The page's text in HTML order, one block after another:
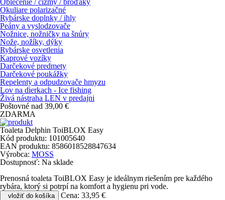
Oblečenie / čižmy / broďáky
Okuliare polarizačné
Rybárske doplnky / ihly
Peány a vyslodzovače
Nožnice, nožničky na šnúry
Nože, nožíky, dýky
Rybárske osvetlenia
Kaprové vozíky
Darčekové predmety
Darčekové poukážky
Repelenty a odpudzovače hmyzu
Lov na dierkach - Ice fishing
Živá nástraha LEN v predajni
Poštovné nad 39,00 €
ZDARMA
Toaleta Delphin ToiBLOX Easy
Kód produktu: 101005640
EAN produktu: 8586018528847634
Výrobca: MOSS
Dostupnosť: Na sklade
Prenosná toaleta ToiBLOX Easy je ideálnym riešením pre každého
rybára, ktorý si potrpí na komfort a hygienu pri vode.
vložiť do košíka Cena: 33,95 €